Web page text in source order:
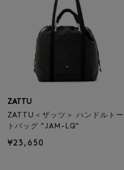
ZATTU
ZATTU＜ザッツ＞ ハンドルトー
トバッグ "JAM-LQ"
¥23,650